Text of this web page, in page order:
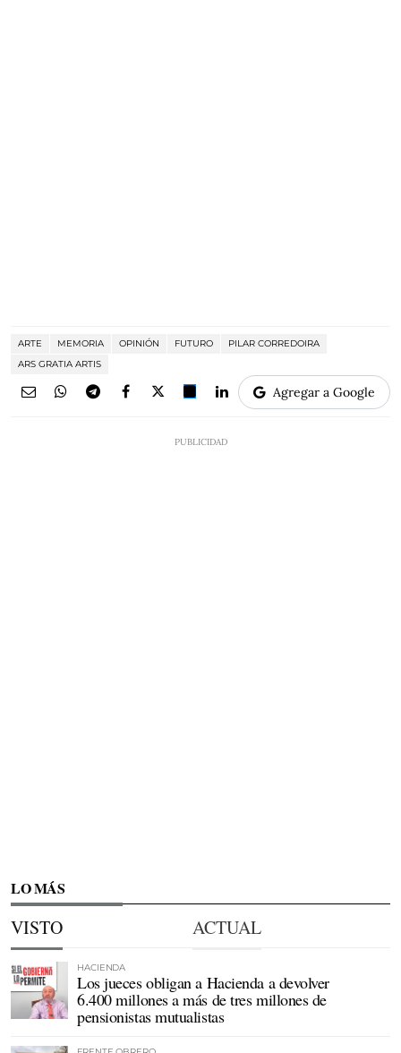
ARTE MEMORIA OPINIÓN FUTURO
PILAR CORREDOIRA
ARS GRATIA ARTIS
Agregar a Google
LO MÁS
VISTO ACTUAL
HACIENDA
Los jueces obligan a Hacienda a devolver
6.400 millones a más de tres millones de
pensionistas mutualistas